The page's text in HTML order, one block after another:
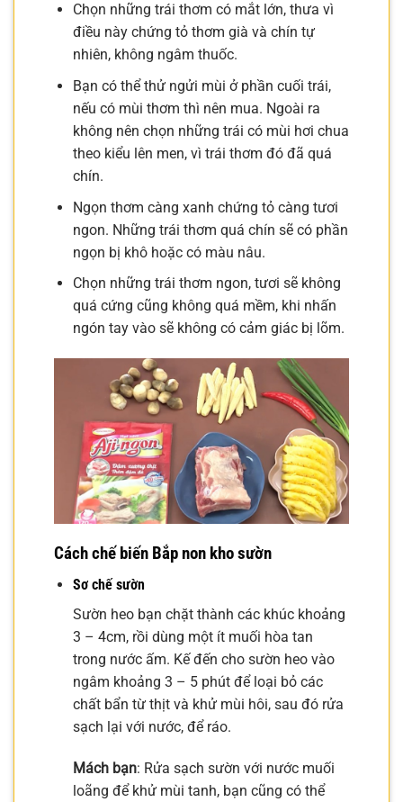
Chọn những trái thơm có mắt lớn, thưa vì
điều này chứng tỏ thơm già và chín tự
nhiên, không ngâm thuốc.
Bạn có thể thử ngửi mùi ở phần cuối trái,
nếu có mùi thơm thì nên mua. Ngoài ra
không nên chọn những trái có mùi hơi chua
theo kiểu lên men, vì trái thơm đó đã quá
chín.
Ngọn thơm càng xanh chứng tỏ càng tươi
ngon. Những trái thơm quá chín sẽ có phần
ngọn bị khô hoặc có màu nâu.
Chọn những trái thơm ngon, tươi sẽ không
quá cứng cũng không quá mềm, khi nhấn
ngón tay vào sẽ không có cảm giác bị lõm.
Cách chế biến Bắp non kho sườn
Sơ chế sườn
Sườn heo bạn chặt thành các khúc khoảng
3 – 4cm, rồi dùng một ít muối hòa tan
trong nước ấm. Kế đến cho sườn heo vào
ngâm khoảng 3 – 5 phút để loại bỏ các
chất bẩn từ thịt và khử mùi hôi, sau đó rửa
sạch lại với nước, để ráo.
Mách bạn: Rửa sạch sườn với nước muối
loãng để khử mùi tanh, bạn cũng có thể